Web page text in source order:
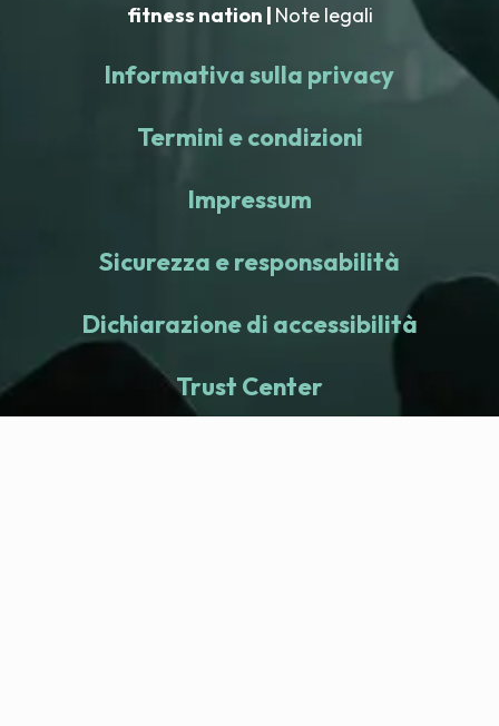
fitness nation | Note legali
Informativa sulla privacy
Termini e condizioni
Impressum
Sicurezza e responsabilità
Dichiarazione di accessibilità
Trust Center